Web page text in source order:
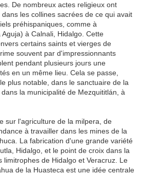
De nombreux actes religieux ont
les collines sacrées de ce qui avait
préhispaniques, comme à
à Calnali, Hidalgo. Cette
certains saints et vierges de
souvent par d'impressionnants
pendant plusieurs jours une
en un même lieu. Cela se passe,
plus notable, dans le sanctuaire de la
la municipalité de Mezquititlán, à
sur l'agriculture de la milpera, de
à travailler dans les mines de la
La fabrication d'une grande variété
Hidalgo, et le point de croix dans la
limitrophes de Hidalgo et Veracruz. Le
de la Huasteca est une idée centrale